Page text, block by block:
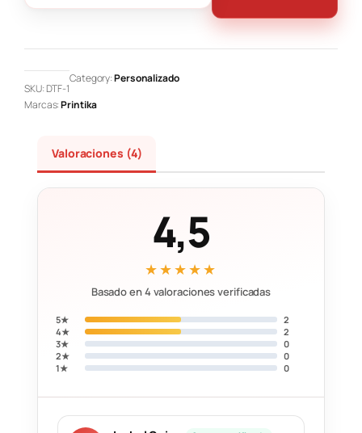
SKU:DTF-1
Category:Personalizado
Marcas:Printika
Valoraciones (4)
4,5
★★★★★
Basado en 4 valoraciones verificadas
5★
2
4★
2
3★
0
2★
0
1★
0